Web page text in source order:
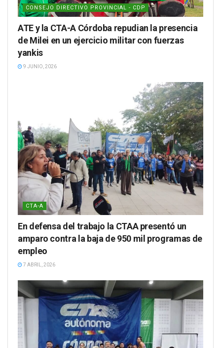
CONSEJO DIRECTIVO PROVINCIAL - CDP
ATE y la CTA-A Córdoba repudian la presencia
de Milei en un ejercicio militar con fuerzas
yankis
9 JUNIO, 2026
CTA-A
En defensa del trabajo la CTAA presentó un
amparo contra la baja de 950 mil programas de
empleo
7 ABRIL, 2026